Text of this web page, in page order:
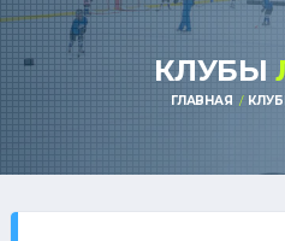
КЛУБЫ
ГЛАВНАЯ